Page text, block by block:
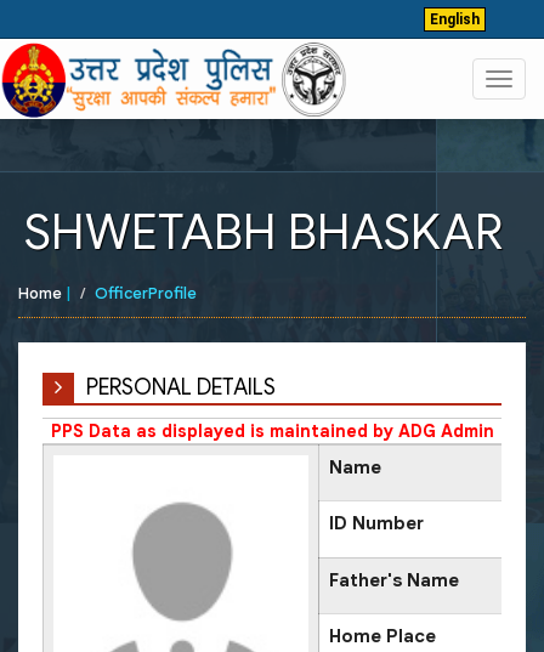
English
SHWETABH BHASKAR
Home | OfficerProfile
PERSONAL DETAILS
PPS Data as displayed is maintained by ADG Admin
Name
ID Number
Father's Name
Home Place